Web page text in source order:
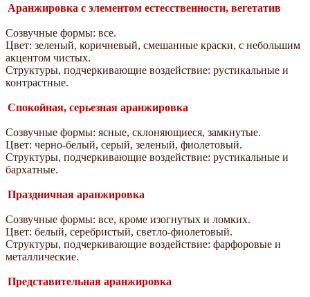
Аранжировка с элементом естесственности, вегетатив
Созвучные формы: все.
Цвет: зеленый, коричневый, смешанные краски, с небольшим
акцентом чистых.
Структуры, подчеркивающие воздействие: рустикальные и
контрастные.
Спокойная, серьезная аранжировка
Созвучные формы: ясные, склоняющиеся, замкнутые.
Цвет: черно-белый, серый, зеленый, фиолетовый.
Структуры, подчеркивающие воздействие: рустикальные и
бархатные.
Праздничная аранжировка
Созвучные формы: все, кроме изогнутых и ломких.
Цвет: белый, серебристый, светло-фиолетовый.
Структуры, подчеркивающие воздействие: фарфоровые и
металлические.
Представительная аранжировка